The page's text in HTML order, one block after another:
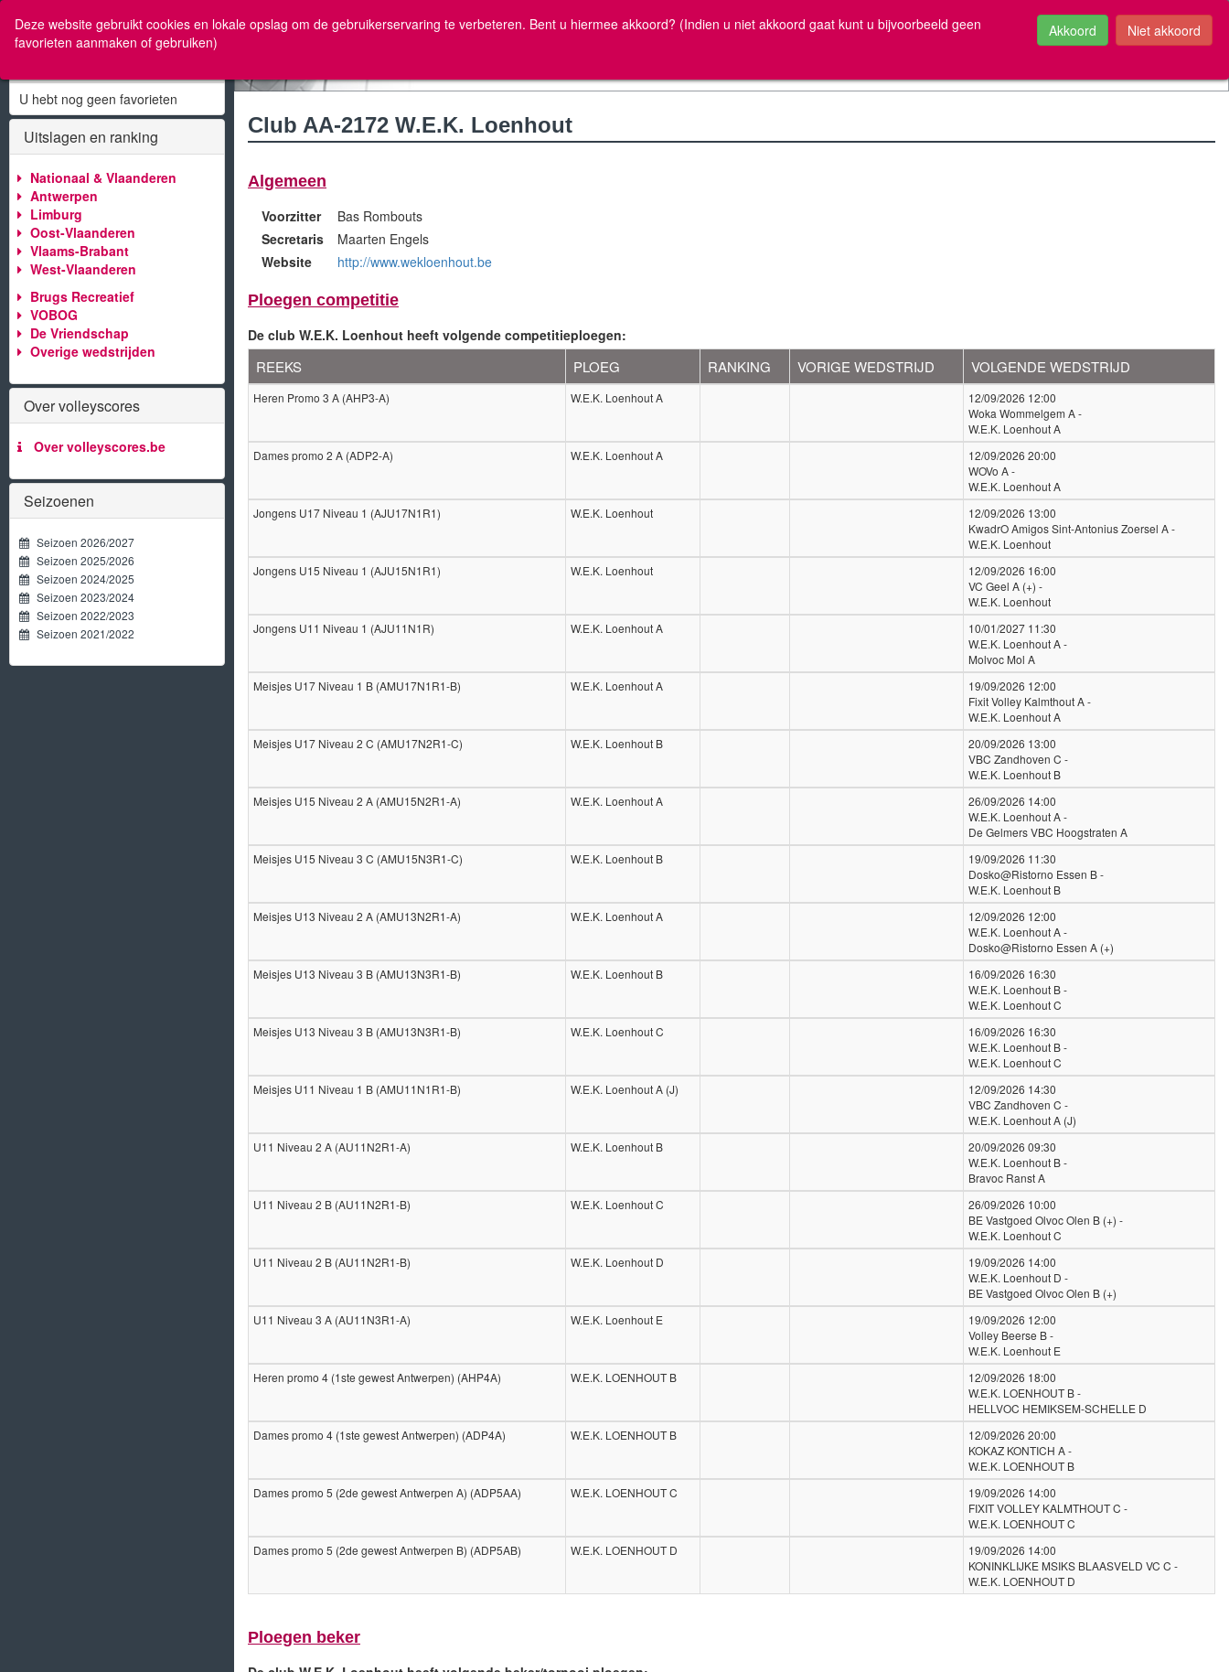
Deze website gebruikt cookies en lokale opslag om de gebruikerservaring te verbeteren. Bent u hiermee akkoord? (Indien u niet akkoord gaat kunt u bijvoorbeeld geen
favorieten aanmaken of gebruiken)
U hebt nog geen favorieten
Uitslagen en ranking
Nationaal & Vlaanderen
Antwerpen
Limburg
Oost-Vlaanderen
Vlaams-Brabant
West-Vlaanderen
Brugs Recreatief
VOBOG
De Vriendschap
Overige wedstrijden
Over volleyscores
Over volleyscores.be
Seizoenen
Seizoen 2026/2027
Seizoen 2025/2026
Seizoen 2024/2025
Seizoen 2023/2024
Seizoen 2022/2023
Seizoen 2021/2022
www.volleyscores.be
Club AA-2172 W.E.K. Loenhout
Algemeen
Voorzitter
Bas Rombouts
Secretaris
Maarten Engels
Website
http://www.wekloenhout.be
Ploegen competitie
De club W.E.K. Loenhout heeft volgende competitieploegen:
REEKS PLOEG RANKING VORIGE WEDSTRIJD VOLGENDE WEDSTRIJD
Heren Promo 3 A (AHP3-A) W.E.K. Loenhout A
12/09/2026 12:00
Woka Wommelgem A -
W.E.K. Loenhout A
Dames promo 2 A (ADP2-A)
W.E.K. Loenhout A
12/09/2026 20:00
WOVo A -
W.E.K. Loenhout A
Jongens U17 Niveau 1 (AJU17N1R1)
W.E.K. Loenhout
12/09/2026 13:00
KwadrO Amigos Sint-Antonius Zoersel A -
W.E.K. Loenhout
Jongens U15 Niveau 1 (AJU15N1R1)
W.E.K. Loenhout
12/09/2026 16:00
VC Geel A (+) -
W.E.K. Loenhout
Jongens U11 Niveau 1 (AJU11N1R)
W.E.K. Loenhout A
10/01/2027 11:30
W.E.K. Loenhout A -
Molvoc Mol A
Meisjes U17 Niveau 1 B (AMU17N1R1-B)
W.E.K. Loenhout A
19/09/2026 12:00
Fixit Volley Kalmthout A -
W.E.K. Loenhout A
Meisjes U17 Niveau 2 C (AMU17N2R1-C)
W.E.K. Loenhout B
20/09/2026 13:00
VBC Zandhoven C -
W.E.K. Loenhout B
Meisjes U15 Niveau 2 A (AMU15N2R1-A)
W.E.K. Loenhout A
26/09/2026 14:00
W.E.K. Loenhout A -
De Gelmers VBC Hoogstraten A
Meisjes U15 Niveau 3 C (AMU15N3R1-C)
W.E.K. Loenhout B
19/09/2026 11:30
Dosko@Ristorno Essen B -
W.E.K. Loenhout B
Meisjes U13 Niveau 2 A (AMU13N2R1-A)
W.E.K. Loenhout A
12/09/2026 12:00
W.E.K. Loenhout A -
Dosko@Ristorno Essen A (+)
Meisjes U13 Niveau 3 B (AMU13N3R1-B)
W.E.K. Loenhout B
16/09/2026 16:30
W.E.K. Loenhout B -
W.E.K. Loenhout C
Meisjes U13 Niveau 3 B (AMU13N3R1-B)
W.E.K. Loenhout C
16/09/2026 16:30
W.E.K. Loenhout B -
W.E.K. Loenhout C
Meisjes U11 Niveau 1 B (AMU11N1R1-B)
W.E.K. Loenhout A (J)
12/09/2026 14:30
VBC Zandhoven C -
W.E.K. Loenhout A (J)
U11 Niveau 2 A (AU11N2R1-A)
W.E.K. Loenhout B
20/09/2026 09:30
W.E.K. Loenhout B -
Bravoc Ranst A
U11 Niveau 2 B (AU11N2R1-B)
W.E.K. Loenhout C
26/09/2026 10:00
BE Vastgoed Olvoc Olen B (+) -
W.E.K. Loenhout C
U11 Niveau 2 B (AU11N2R1-B)
W.E.K. Loenhout D
19/09/2026 14:00
W.E.K. Loenhout D -
BE Vastgoed Olvoc Olen B (+)
U11 Niveau 3 A (AU11N3R1-A)
W.E.K. Loenhout E
19/09/2026 12:00
Volley Beerse B -
W.E.K. Loenhout E
Heren promo 4 (1ste gewest Antwerpen) (AHP4A)
W.E.K. LOENHOUT B
12/09/2026 18:00
W.E.K. LOENHOUT B -
HELLVOC HEMIKSEM-SCHELLE D
Dames promo 4 (1ste gewest Antwerpen) (ADP4A)
W.E.K. LOENHOUT B
12/09/2026 20:00
KOKAZ KONTICH A -
W.E.K. LOENHOUT B
Dames promo 5 (2de gewest Antwerpen A) (ADP5AA)
W.E.K. LOENHOUT C
19/09/2026 14:00
FIXIT VOLLEY KALMTHOUT C -
W.E.K. LOENHOUT C
Dames promo 5 (2de gewest Antwerpen B) (ADP5AB)
W.E.K. LOENHOUT D
19/09/2026 14:00
KONINKLIJKE MSIKS BLAASVELD VC C -
W.E.K. LOENHOUT D
Ploegen beker